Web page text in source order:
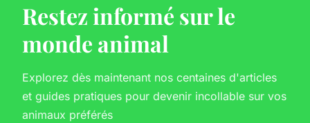
Restez informé sur le
monde animal
Explorez dès maintenant nos centaines d'articles
et guides pratiques pour devenir incollable sur vos
animaux préférés